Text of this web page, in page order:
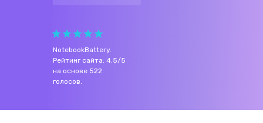
NotebookBattery.
Рейтинг сайта: 4.5/5
на основе 522
голосов.